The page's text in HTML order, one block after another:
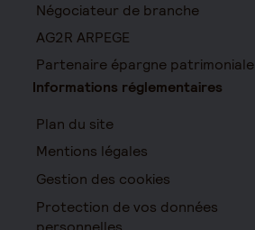
Négociateur de branche
AG2R ARPEGE
Partenaire épargne patrimoniale
Informations réglementaires
Plan du site
Mentions légales
Gestion des cookies
Protection de vos données